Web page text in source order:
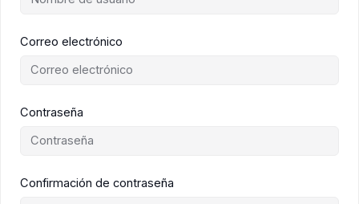
Correo electrónico
Contraseña
Confirmación de contraseña